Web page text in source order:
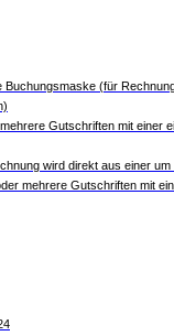
Buchungsmaske (für
Gutschriften mit einer
wird direkt aus einer
mehrere Gutschriften mit